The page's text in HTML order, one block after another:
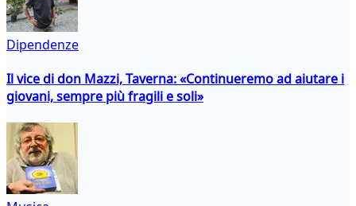
Dipendenze
Il vice di don Mazzi, Taverna: «Continueremo ad aiutare i
giovani, sempre più fragili e soli»